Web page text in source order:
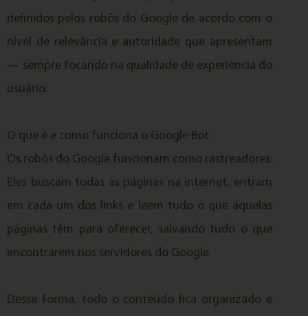
definidos pelos robôs do Google de acordo com o
nível de relevância e autoridade que apresentam
— sempre focando na qualidade de experiência do
usuário.
O que é e como funciona o Google Bot
Os robôs do Google funcionam como rastreadores.
Eles buscam todas as páginas na internet, entram
em cada um dos links e leem tudo o que aquelas
páginas têm para oferecer, salvando tudo o que
encontrarem nos servidores do Google.
Dessa forma, todo o conteúdo fica organizado e